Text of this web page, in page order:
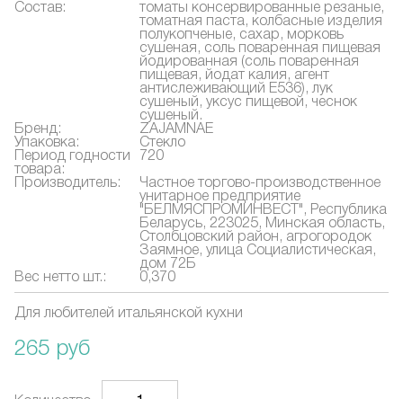
Состав:
томаты консервированные резаные,
томатная паста, колбасные изделия
полукопченые, сахар, морковь
сушеная, соль поваренная пищевая
йодированная (соль поваренная
пищевая, йодат калия, агент
антислеживающий Е536), лук
сушеный, уксус пищевой, чеснок
сушеный.
Бренд:
ZAJAMNAE
Упаковка:
Стекло
Период годности
товара:
720
Производитель:
Частное торгово-производственное
унитарное предприятие
"БЕЛМЯСПРОМИНВЕСТ", Республика
Беларусь, 223025, Минская область,
Столбцовский район, агрогородок
Заямное, улица Социалистическая,
дом 72Б
Вес нетто шт.:
0,370
Для любителей итальянской кухни
265 руб